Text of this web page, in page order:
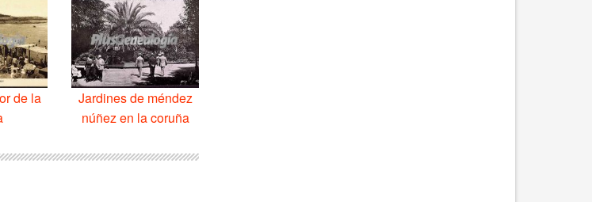
de la
Jardines de méndez
núñez en la coruña